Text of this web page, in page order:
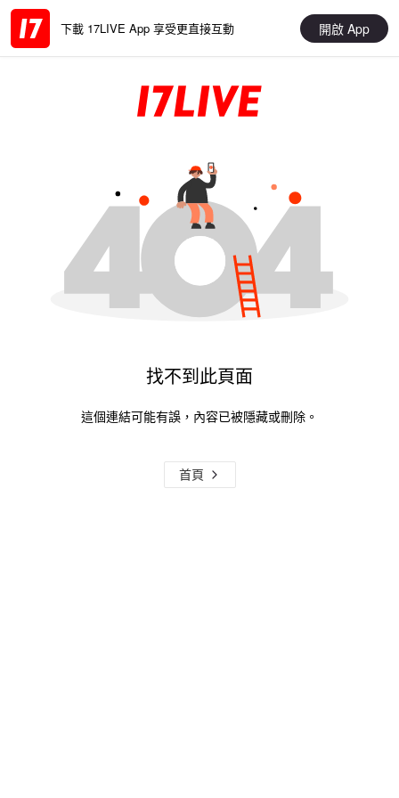
下載 17LIVE App 享受更直接互動 開啟 App
找不到此頁面
這個連結可能有誤，內容已被隱藏或刪除。
首頁